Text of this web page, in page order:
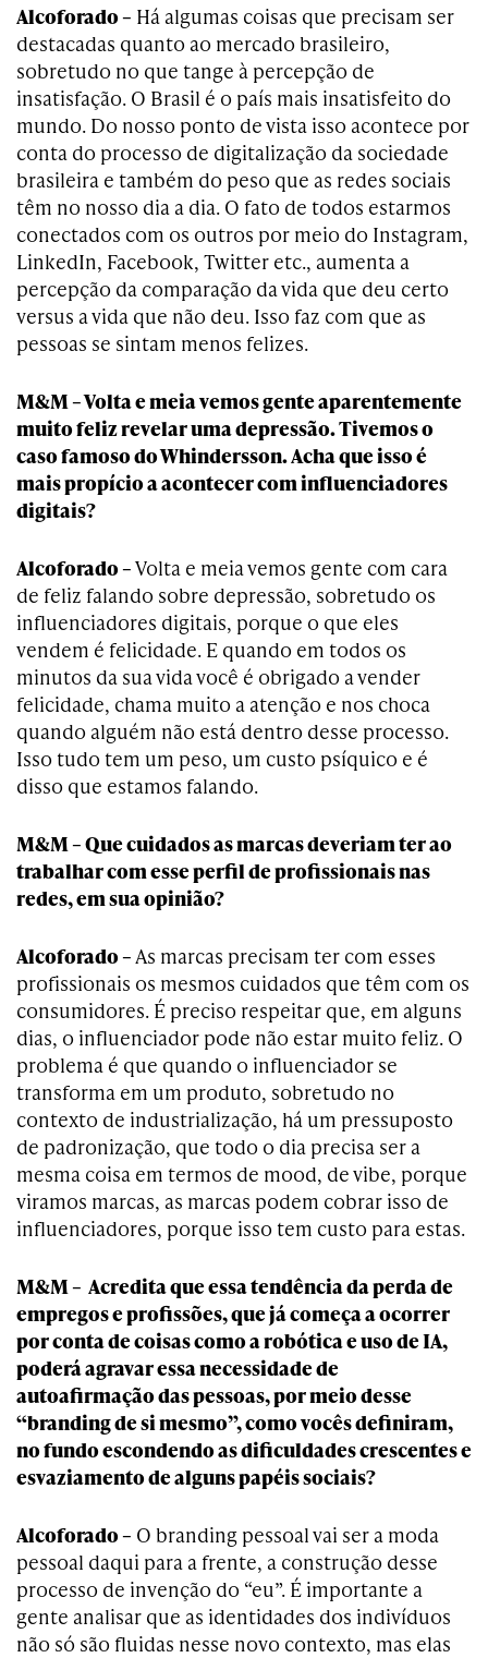
Alcoforado – Há algumas coisas que precisam ser
destacadas quanto ao mercado brasileiro,
sobretudo no que tange à percepção de
insatisfação. O Brasil é o país mais insatisfeito do
mundo. Do nosso ponto de vista isso acontece por
conta do processo de digitalização da sociedade
brasileira e também do peso que as redes sociais
têm no nosso dia a dia. O fato de todos estarmos
conectados com os outros por meio do Instagram,
LinkedIn, Facebook, Twitter etc., aumenta a
percepção da comparação da vida que deu certo
versus a vida que não deu. Isso faz com que as
pessoas se sintam menos felizes.
M&M – Volta e meia vemos gente aparentemente
muito feliz revelar uma depressão. Tivemos o
caso famoso do Whindersson. Acha que isso é
mais propício a acontecer com influenciadores
digitais?
Alcoforado –Volta e meia vemos gente com cara
de feliz falando sobre depressão, sobretudo os
influenciadores digitais, porque o que eles
vendem é felicidade. E quando em todos os
minutos da sua vida você é obrigado a vender
felicidade, chama muito a atenção e nos choca
quando alguém não está dentro desse processo.
Isso tudo tem um peso, um custo psíquico e é
disso que estamos falando.
M&M – Que cuidados as marcas deveriam ter ao
trabalhar com esse perfil de profissionais nas
redes, em sua opinião?
Alcoforado – As marcas precisam ter com esses
profissionais os mesmos cuidados que têm com os
consumidores. É preciso respeitar que, em alguns
dias, o influenciador pode não estar muito feliz. O
problema é que quando o influenciador se
transforma em um produto, sobretudo no
contexto de industrialização, há um pressuposto
de padronização, que todo o dia precisa ser a
mesma coisa em termos de mood, de vibe, porque
viramos marcas, as marcas podem cobrar isso de
influenciadores, porque isso tem custo para estas.
M&M – Acredita que essa tendência da perda de
empregos e profissões, que já começa a ocorrer
por conta de coisas como a robótica e uso de IA,
poderá agravar essa necessidade de
autoafirmação das pessoas, por meio desse
“branding de si mesmo”, como vocês definiram,
no fundo escondendo as dificuldades crescentes e
esvaziamento de alguns papéis sociais?
Alcoforado – O branding pessoal vai ser a moda
pessoal daqui para a frente, a construção desse
processo de invenção do “eu”. É importante a
gente analisar que as identidades dos indivíduos
não só são fluidas nesse novo contexto, mas elas